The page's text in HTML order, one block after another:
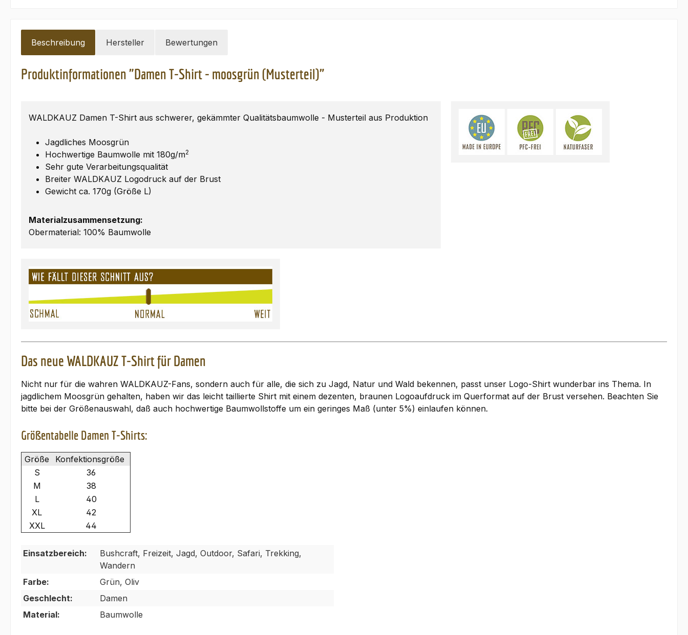
Beschreibung Hersteller Bewertungen
Produktinformationen "Damen T-Shirt - moosgrün (Musterteil)"
WALDKAUZ Damen T-Shirt aus schwerer, gekämmter Qualitätsbaumwolle - Musterteil aus Produktion
Jagdliches Moosgrün
Hochwertige Baumwolle mit 180g/m2
Sehr gute Verarbeitungsqualität
Breiter WALDKAUZ Logodruck auf der Brust
Gewicht ca. 170g (Größe L)
Materialzusammensetzung:
Obermaterial: 100% Baumwolle
Das neue WALDKAUZ T-Shirt für Damen
Nicht nur für die wahren WALDKAUZ-Fans, sondern auch für alle, die sich zu Jagd, Natur und Wald bekennen, passt unser Logo-Shirt wunderbar ins Thema. In
jagdlichem Moosgrün gehalten, haben wir das leicht taillierte Shirt mit einem dezenten, braunen Logoaufdruck im Querformat auf der Brust versehen. Beachten Sie
bitte bei der Größenauswahl, daß auch hochwertige Baumwollstoffe um ein geringes Maß (unter 5%) einlaufen können.
Größentabelle Damen T-Shirts:
Größe
Konfektionsgröße
S
36
M
38
L
40
XL
42
XXL
44
Einsatzbereich:
Bushcraft, Freizeit, Jagd, Outdoor, Safari, Trekking,
Wandern
Farbe:
Grün, Oliv
Geschlecht:
Damen
Material:
Baumwolle